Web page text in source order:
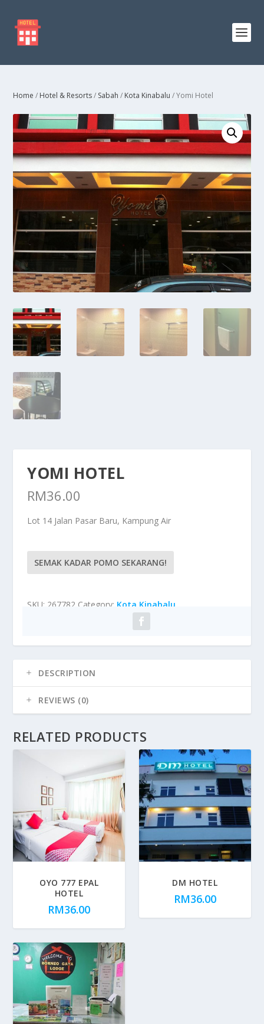
Home / Hotel & Resorts/ Sabah / Kota Kinabalu / Yomi Hotel
YOMI HOTEL
RM36.00
Lot 14 Jalan Pasar Baru, Kampung Air
SEMAK KADAR POMO SEKARANG!
SKU: 267782 Category: Kota Kinabalu
DESCRIPTION
REVIEWS (0)
RELATED PRODUCTS
OYO 777 EPAL
HOTEL
RM36.00
DM HOTEL
RM36.00